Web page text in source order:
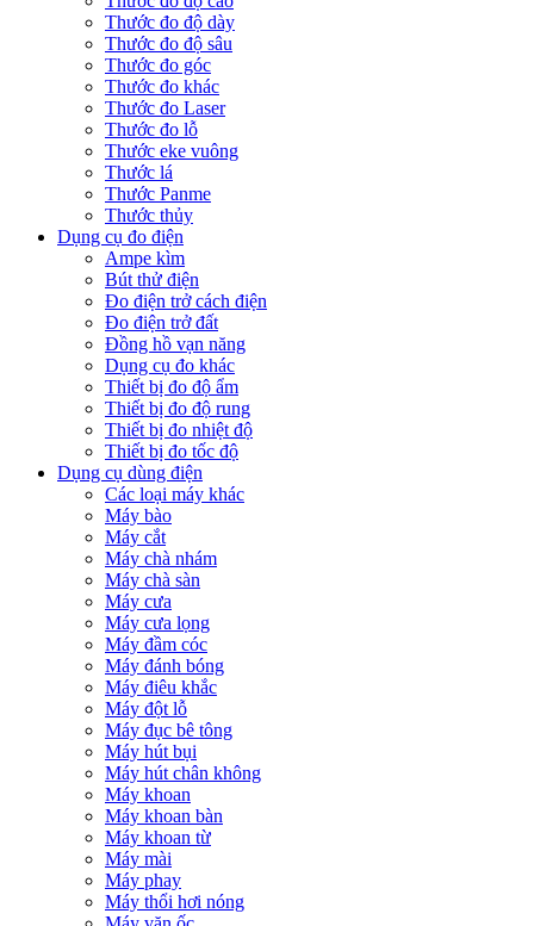
Thước đo độ dày
Thước đo độ sâu
Thước đo góc
Thước đo khác
Thước đo Laser
Thước đo lỗ
Thước eke vuông
Thước lá
Thước Panme
Thước thủy
Dụng cụ đo điện
Ampe kìm
Bút thử điện
Đo điện trở cách điện
Đo điện trở đất
Đồng hồ vạn năng
Dụng cụ đo khác
Thiết bị đo độ ẩm
Thiết bị đo độ rung
Thiết bị đo nhiệt độ
Thiết bị đo tốc độ
Dụng cụ dùng điện
Các loại máy khác
Máy bào
Máy cắt
Máy chà nhám
Máy chà sàn
Máy cưa
Máy cưa lọng
Máy đầm cóc
Máy đánh bóng
Máy điêu khắc
Máy đột lỗ
Máy đục bê tông
Máy hút bụi
Máy hút chân không
Máy khoan
Máy khoan bàn
Máy khoan từ
Máy mài
Máy phay
Máy thổi hơi nóng